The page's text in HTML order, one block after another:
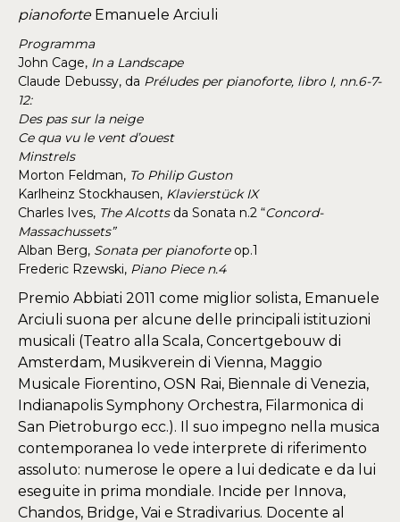
pianoforte Emanuele Arciuli
Programma
John Cage, In a Landscape
Claude Debussy, da Préludes per pianoforte, libro I, nn.6-7-
12:
Des pas sur la neige
Ce qua vu le vent d’ouest
Minstrels
Morton Feldman, To Philip Guston
Karlheinz Stockhausen, Klavierstück IX
Charles Ives, The Alcotts da Sonata n.2 “Concord-
Massachussets”
Alban Berg, Sonata per pianoforte op.1
Frederic Rzewski, Piano Piece n.4
Premio Abbiati 2011 come miglior solista, Emanuele
Arciuli suona per alcune delle principali istituzioni
musicali (Teatro alla Scala, Concertgebouw di
Amsterdam, Musikverein di Vienna, Maggio
Musicale Fiorentino, OSN Rai, Biennale di Venezia,
Indianapolis Symphony Orchestra, Filarmonica di
San Pietroburgo ecc.). Il suo impegno nella musica
contemporanea lo vede interprete di riferimento
assoluto: numerose le opere a lui dedicate e da lui
eseguite in prima mondiale. Incide per Innova,
Chandos, Bridge, Vai e Stradivarius. Docente al